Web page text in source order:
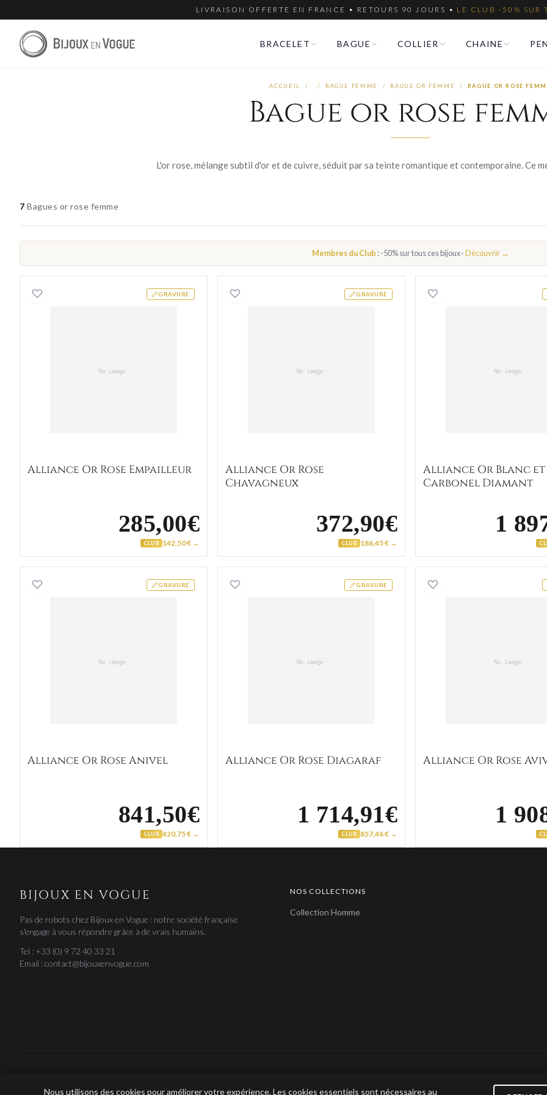
LIVRAISON OFFERTE EN FRANCE • RETOURS 90 JOURS • LE CLUB -50% SUR
BRACELET BAGUE COLLIER CHAINE
ACCUEIL / / BAGUE FEMME / BAGUE OR FEMME / BAGUE OR ROSE
Bague or rose
7 Bagues or rose femme
Membres du Club : -50% sur tous ces bijoux ·Découvrir →
GRAVURE
Alliance Or Rose Empailleur
Alliance Or Rose Empailleur
285,00€
CLUB 142,50 € →
GRAVURE
Alliance Or Rose Chavagneux
Alliance Or Rose
Chavagneux
372,90€
CLUB 186,45 € →
Alliance Or Blanc et
Carbonel Diamant
1
GRAVURE
Alliance Or Rose Anivel
Alliance Or Rose Anivel
841,50€
CLUB 420,75 € →
GRAVURE
Alliance Or Rose Diagaraf
Alliance Or Rose Diagaraf
1 714,91€
CLUB 857,46 € →
Alliance
Alliance Or Rose
1
BIJOUX EN VOGUE
Pas de robots chez Bijoux en Vogue : notre société française
s'engage à vous répondre grâce à de vrais humains.
Tel : +33 (0) 9 72 40 33 21
Email : contact@bijouxenvogue.com
NOS COLLECTIONS
Collection Homme
Nous utilisons des cookies pour améliorer votre expérience. Les cookies essentiels sont nécessaires au